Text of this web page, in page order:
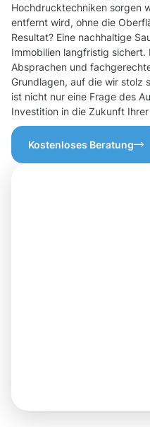
Hochdrucktechniken sorgen
entfernt wird, ohne die
Resultat? Eine nachhaltige
Immobilien langfristig sichert.
Absprachen und
Grundlagen, auf die wir stolz
ist nicht nur eine Frage des
Investition in die Zukunft
Kostenloses Beratung